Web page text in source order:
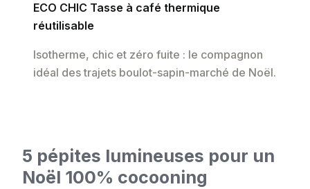
ECO CHIC Tasse à café thermique
réutilisable
Isotherme, chic et zéro fuite : le compagnon
idéal des trajets boulot-sapin-marché de Noël.
5 pépites lumineuses pour un
Noël 100% cocooning